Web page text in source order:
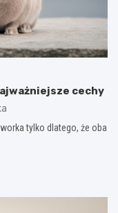
cechy
tylko dlatego, że oba